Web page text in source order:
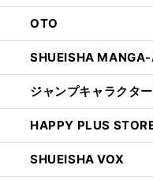
OTO
SHUEISHA MANGA-
ジャンプキャラクタ
HAPPY PLUS
SHUEISHA VOX